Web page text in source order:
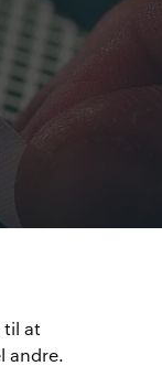
til at
andre.